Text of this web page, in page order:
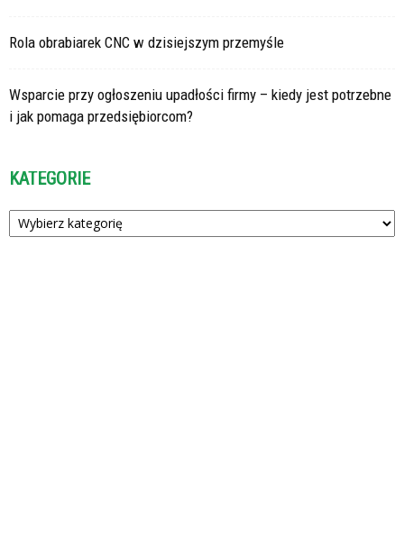
Rola obrabiarek CNC w dzisiejszym przemyśle
Wsparcie przy ogłoszeniu upadłości firmy – kiedy jest potrzebne
i jak pomaga przedsiębiorcom?
KATEGORIE
Kategorie